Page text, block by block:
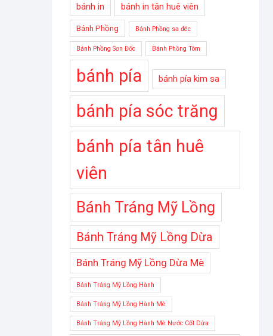
bánh in bánh in tân huê viên
Bánh Phồng Bánh Phồng sa đéc
Bánh Phồng Sơn Đốc Bánh Phồng Tôm
bánh pía bánh pía kim sa
bánh pía sóc trăng
bánh pía tân huê
viên
Bánh Tráng Mỹ Lồng
Bánh Tráng Mỹ Lồng Dừa
Bánh Tráng Mỹ Lồng Dừa Mè
Bánh Tráng Mỹ Lồng Hành
Bánh Tráng Mỹ Lồng Hành Mè
Bánh Tráng Mỹ Lồng Hành Mè Nước Cốt Dừa